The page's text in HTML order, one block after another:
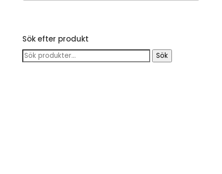
Sök efter produkt
Sök
Sök